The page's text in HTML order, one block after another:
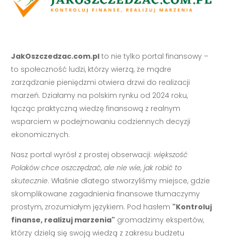
JakOszczedzac.com.pl to nie tylko portal finansowy –
to społeczność ludzi, którzy wierzą, że mądre
zarządzanie pieniędzmi otwiera drzwi do realizacji
marzeń. Działamy na polskim rynku od 2024 roku,
łącząc praktyczną wiedzę finansową z realnym
wsparciem w podejmowaniu codziennych decyzji
ekonomicznych.
Nasz portal wyrósł z prostej obserwacji: większość
Polaków chce oszczędzać, ale nie wie, jak robić to
skutecznie. Właśnie dlatego stworzyliśmy miejsce, gdzie
skomplikowane zagadnienia finansowe tłumaczymy
prostym, zrozumiałym językiem. Pod hasłem "Kontroluj
finanse, realizuj marzenia" gromadzimy ekspertów,
którzy dzielą się swoją wiedzą z zakresu budżetu